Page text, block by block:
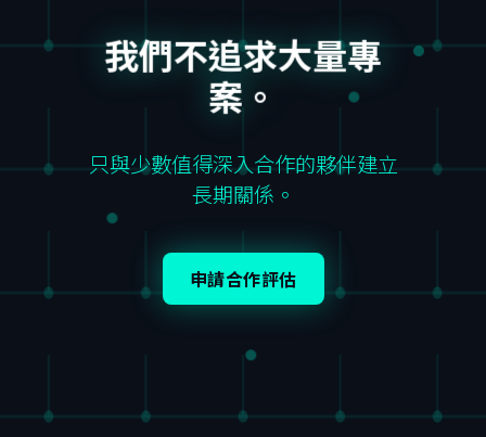
我們不追求大量專
案。
只與少數值得深入合作的夥伴建立
長期關係。
申請合作評估